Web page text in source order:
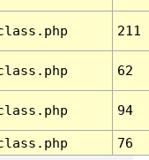
211
62
94
76